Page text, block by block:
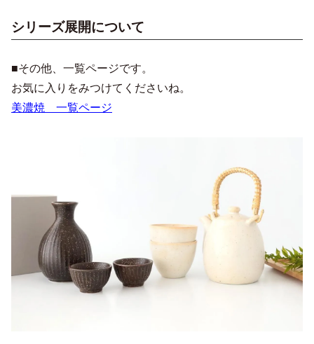
シリーズ展開について
■その他、一覧ページです。
お気に入りをみつけてくださいね。
美濃焼 一覧ページ